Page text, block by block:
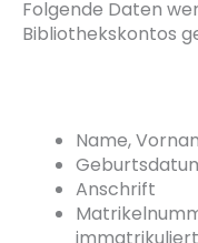
Folgende Daten
Bibliothekskontos
Name,
Anschrift